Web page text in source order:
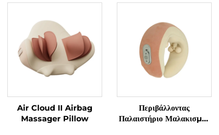
Air Cloud II Airbag
Massager Pillow
Περιβάλλοντας
Παλαιστήριο Μαλακισμού